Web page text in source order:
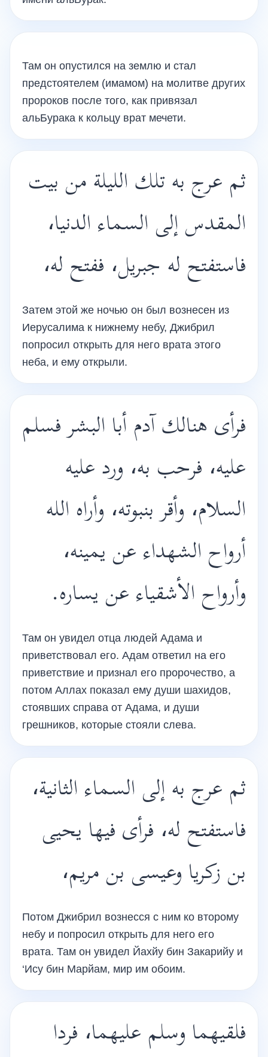
Там он опустился на землю и стал
предстоятелем (имамом) на молитве других
пророков после того, как привязал
альБурака к кольцу врат мечети.
ثم عرج به تلك الليلة من بيت
المقدس إلى السماء الدنيا،
فاستفتح له جبريل، ففتح له،
Затем этой же ночью он был вознесен из
Иерусалима к нижнему небу, Джибрил
попросил открыть для него врата этого
неба, и ему открыли.
فرأى هنالك آدم أبا البشر فسلم
عليه، فرحب به، ورد عليه
السلام، وأقر بنبوته، وأراه الله
أرواح الشهداء عن يمينه،
وأرواح الأشقياء عن يساره.
Там он увидел отца людей Адама и
приветствовал его. Адам ответил на его
приветствие и признал его пророчество, а
потом Аллах показал ему души шахидов,
стоявших справа от Адама, и души
грешников, которые стояли слева.
ثم عرج به إلى السماء الثانية،
فاستفتح له، فرأى فيها يحيى
بن زكريا وعيسى بن مريم،
Потом Джибрил вознесся с ним ко второму
небу и попросил открыть для него его
врата. Там он увидел Йахйу бин Закарийу и
‘Ису бин Марйам, мир им обоим.
فلقيهما وسلم عليهما، فردا